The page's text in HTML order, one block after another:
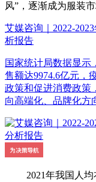
风”，逐渐成为服装
艾媒咨询｜2022-
析报告
国家统计局数据显示
售额达9974.6亿元，
政策和促进消费政策
向高端化、品牌化方
2021年我国人均衣